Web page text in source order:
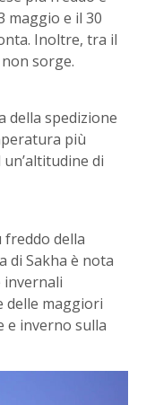
maggio e il 30
Inoltre, tra il
sorge.
della spedizione
più
di
freddo della
di Sakha è nota
delle maggiori
e inverno sulla